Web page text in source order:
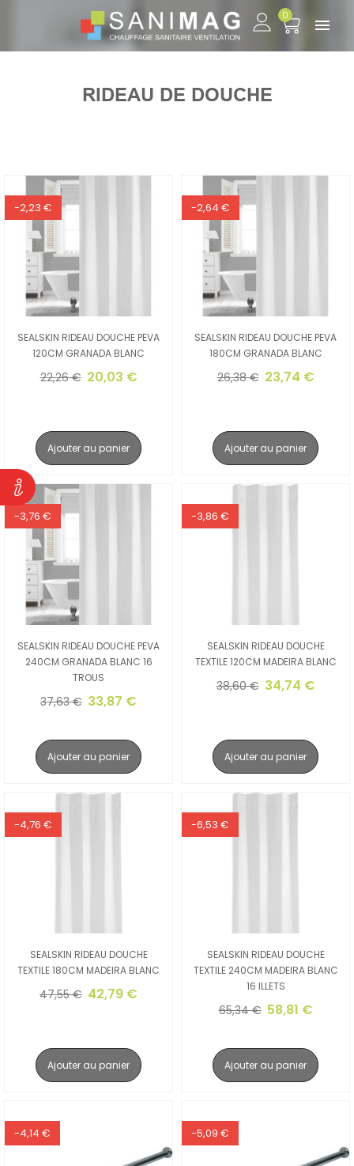

0
RIDEAU DE DOUCHE
SEALSKIN RIDEAU DOUCHE PEVA
120CM GRANADA BLANC
22,26 € 20,03 €
Ajouter au panier
-2,23 €
SEALSKIN RIDEAU DOUCHE PEVA
180CM GRANADA BLANC
26,38 € 23,74 €
Ajouter au panier
-2,64 €
SEALSKIN RIDEAU DOUCHE PEVA
240CM GRANADA BLANC 16
TROUS
37,63 € 33,87 €
Ajouter au panier
-3,76 €
SEALSKIN RIDEAU DOUCHE
TEXTILE 120CM MADEIRA BLANC
38,60 € 34,74 €
Ajouter au panier
-3,86 €
SEALSKIN RIDEAU DOUCHE
TEXTILE 180CM MADEIRA BLANC
47,55 € 42,79 €
Ajouter au panier
-4,76 €
SEALSKIN RIDEAU DOUCHE
TEXTILE 240CM MADEIRA BLANC
16 ILLETS
65,34 € 58,81 €
Ajouter au panier
-6,53 €
-4,14 € -5,09 €